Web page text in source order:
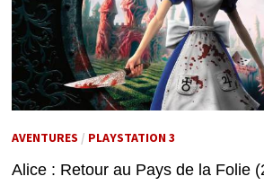
AVENTURES / PLAYSTATION 3
Alice : Retour au Pays de la Folie